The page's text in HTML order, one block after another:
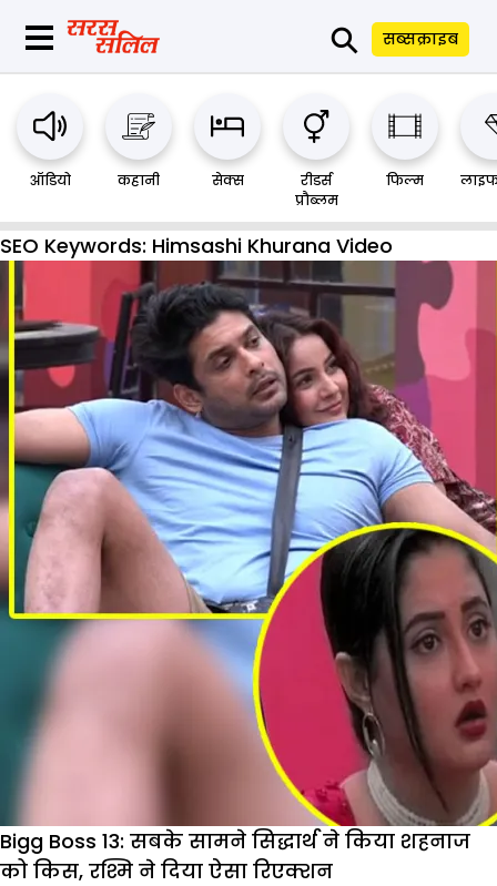
⚲ सब्सक्राइब
ऑडियो कहानी सेक्स
रीडर्स
प्रौब्लम
फिल्म
SEO Keywords: Himsashi Khurana Video
Bigg Boss 13: सबके सामने सिद्धार्थ ने किया शहनाज
को किस, रश्मि ने दिया ऐसा रिएक्शन